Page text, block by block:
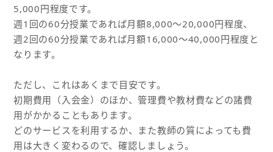
5,000円程度です。
週1回の60分授業であれば月額8,000〜20,000円程度、
週2回の60分授業であれば月額16,000〜40,000円程度と
なります。
ただし、これはあくまで目安です。
初期費用（入会金）のほか、管理費や教材費などの諸費
用がかかることもあります。
どのサービスを利用するか、また教師の質によっても費
用は大きく変わるので、確認しましょう。